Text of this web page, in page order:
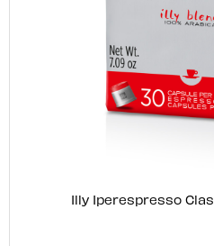
Illy Iperespresso